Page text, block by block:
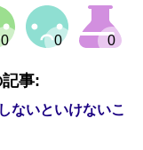
事:
ないといけないこ